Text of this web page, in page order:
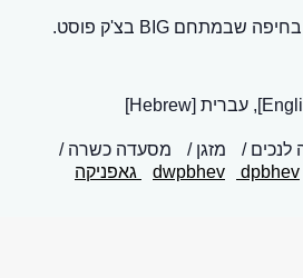
מסעדה אסיאתית כשרה בחיפה שבמתחם BIG בצ'ק פוסט.
לנכים מזגן
מסעדה כשרה
dwpbhev dpbhev גאפניקה